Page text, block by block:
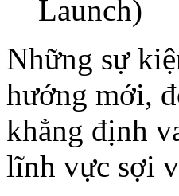
Launch)
Những sự
hướng mới,
khẳng định
lĩnh vực sợi